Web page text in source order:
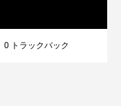
0 トラックバック